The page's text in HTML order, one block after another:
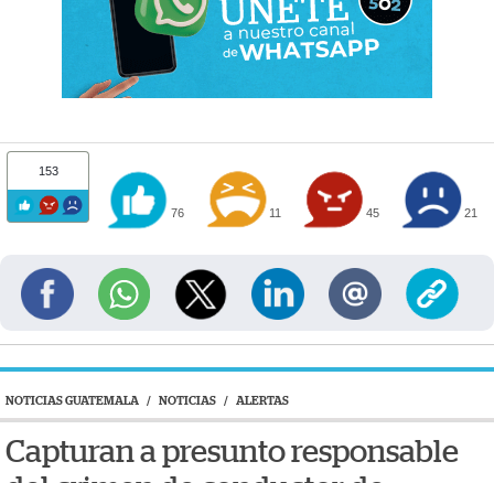
153
76 11 45 21
NOTICIAS GUATEMALA / NOTICIAS / ALERTAS
Capturan a presunto responsable